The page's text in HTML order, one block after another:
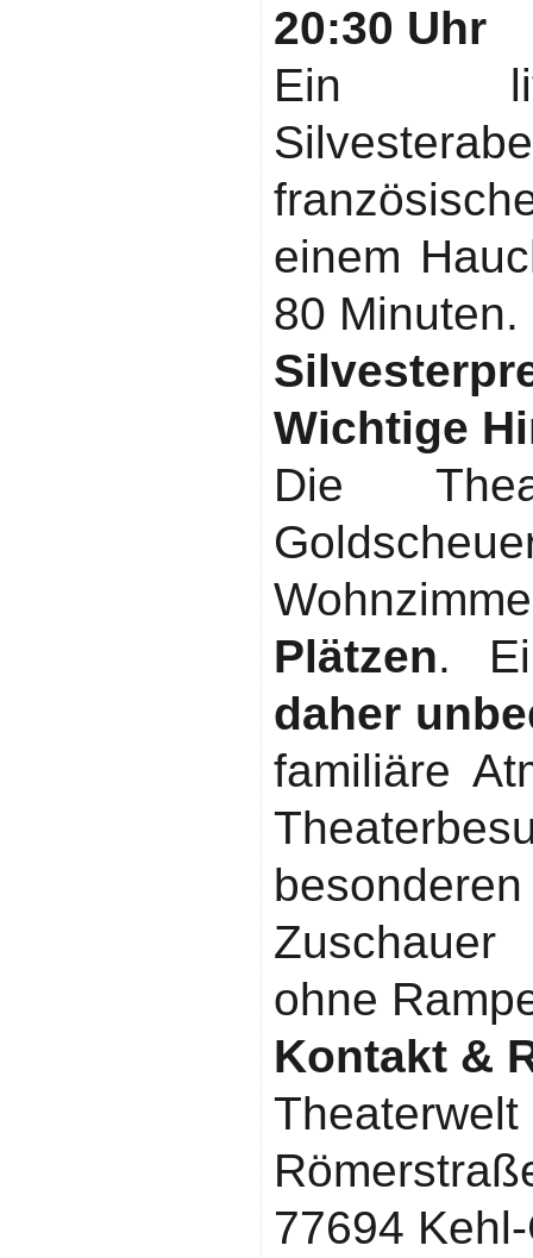
20:30 Uhr
Ein
einem
80 Minuten.
Wichtige
Die
Plätzen.
daher
familiäre
ohne
Kontakt &
Theaterwelt
77694